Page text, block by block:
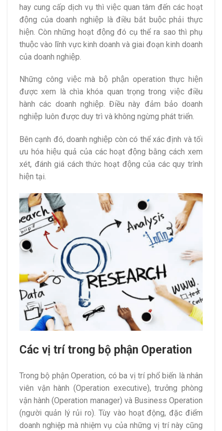
hay cung cấp dịch vụ thì việc quan tâm đến các hoạt
động của doanh nghiệp là điều bắt buộc phải thực
hiện. Còn những hoạt động đó cụ thể ra sao thì phụ
thuộc vào lĩnh vực kinh doanh và giai đoạn kinh doanh
của doanh nghiệp.
Những công việc mà bộ phận operation thực hiện
được xem là chìa khóa quan trọng trong việc điều
hành các doanh nghiệp. Điều này đảm bảo doanh
nghiệp luôn được duy trì và không ngừng phát triển.
Bên cạnh đó, doanh nghiệp còn có thể xác định và tối
ưu hóa hiệu quả của các hoạt động bằng cách xem
xét, đánh giá cách thức hoạt động của các quy trình
hiện tại.
Các vị trí trong bộ phận Operation
Trong bộ phận Operation, có ba vị trí phổ biến là nhân
viên vận hành (Operation executive), trưởng phòng
vận hành (Operation manager) và Business Operation
(người quản lý rủi ro). Tùy vào hoạt động, đặc điểm
doanh nghiệp mà nhiệm vụ của những vị trí này cũng